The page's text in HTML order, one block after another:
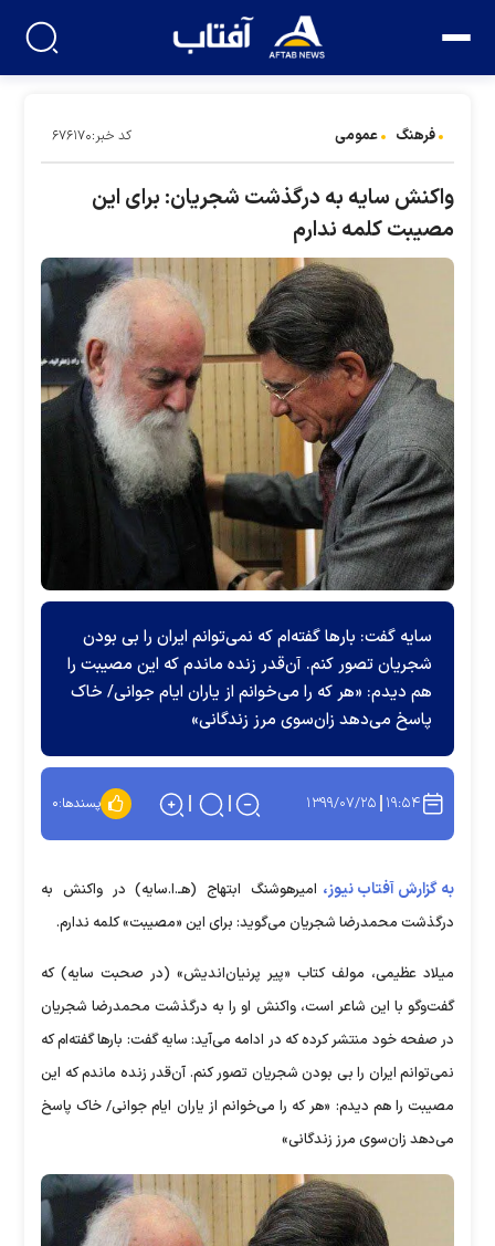
فرهنگ عمومی کد خبر:۶۷۶۱۷۰
واکنش سایه به درگذشت شجریان: برای این
مصیبت کلمه ندارم
سایه گفت: بارها گفته‌ام که نمی‌توانم ایران را بی بودن
شجریان تصور کنم. آن‌قدر زنده ماندم که این مصیبت را
هم دیدم: «هر که را می‌خوانم از یاران ایام جوانی/ خاک
پاسخ می‌دهد زان‌سوی مرز زندگانی»
۱۹:۵۴ ۱۳۹۹/۰۷/۲۵ پسندها:۰
به گزارش آفتاب نیوز، امیرهوشنگ ابتهاج (هـ.ا.سایه) در واکنش به
درگذشت محمدرضا شجریان می‌گوید: برای این «مصیبت» کلمه ندارم.
میلاد عظیمی، مولف کتاب «پیر پرنیان‌اندیش» (در صحبت سایه) که
گفت‌وگو با این شاعر است، واکنش او را به درگذشت محمدرضا شجریان
در صفحه خود منتشر کرده که در ادامه می‌آید: سایه گفت: بارها گفته‌ام که
نمی‌توانم ایران را بی بودن شجریان تصور کنم. آن‌قدر زنده ماندم که این
مصیبت را هم دیدم: «هر که را می‌خوانم از یاران ایام جوانی/ خاک پاسخ
می‌دهد زان‌سوی مرز زندگانی»